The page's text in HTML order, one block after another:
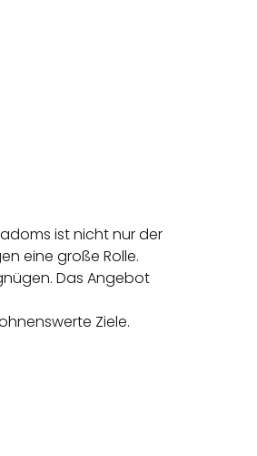
ist nicht nur der
eine große Rolle.
Das Angebot
Ziele.